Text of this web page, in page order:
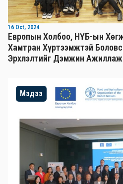
16 Oct, 2024
Европын Холбоо, НҮБ-ын
Хамтран Хүртээмжтэй
Эрхлэлтийг Дэмжин
Мэдээ